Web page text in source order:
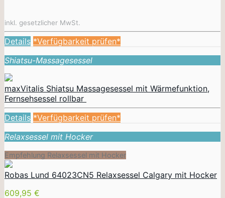
inkl. gesetzlicher MwSt.
Details *Verfügbarkeit prüfen*
Shiatsu-Massagesessel
maxVitalis Shiatsu Massagesessel mit Wärmefunktion,
Fernsehsessel rollbar
Details *Verfügbarkeit prüfen*
Relaxsessel mit Hocker
Empfehlung Relaxsessel mit Hocker
Robas Lund 64023CN5 Relaxsessel Calgary mit Hocker
609,95 €